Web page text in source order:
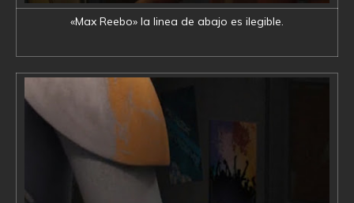
«Max Reebo» la linea de abajo es ilegible.